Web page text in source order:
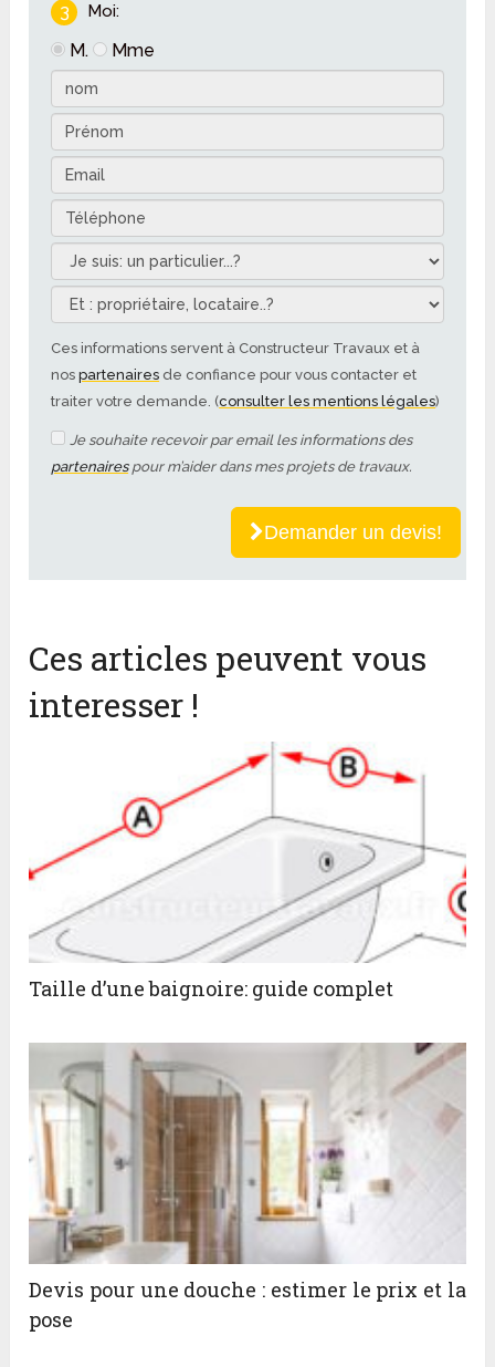
3 Moi:
M. Mme
Ces informations servent à Constructeur Travaux et à
nospartenaires de confiance pour vous contacter et
traiter votre demande. (consulter les mentions légales)
Je souhaite recevoir par email les informations des
partenairespour m’aider dans mes projets de travaux.
Demander un devis!
Ces articles peuvent vous
interesser !
Taille d’une baignoire: guide complet
Devis pour une douche : estimer le prix et la
pose